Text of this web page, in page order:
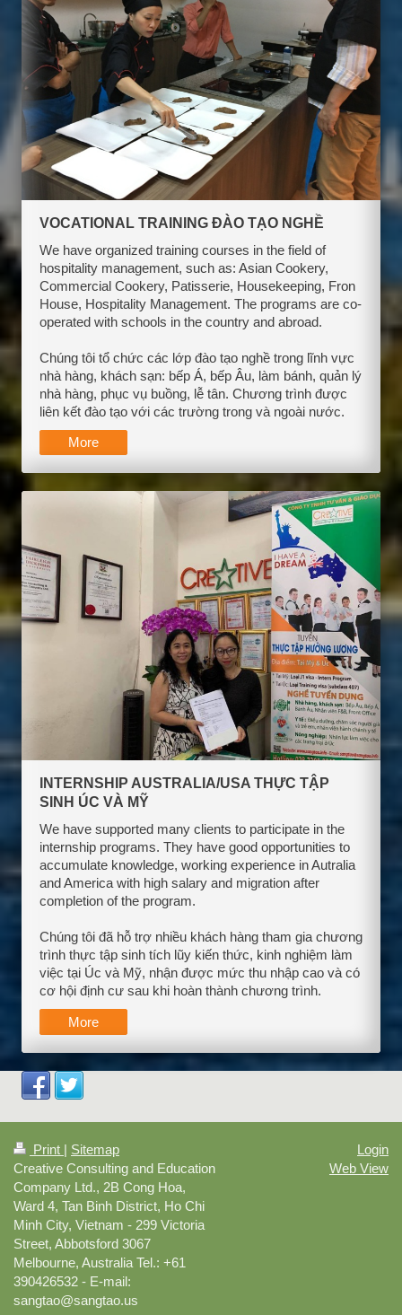
VOCATIONAL TRAINING ĐÀO TẠO NGHỀ
We have organized training courses in the field of
hospitality management, such as: Asian Cookery,
Commercial Cookery, Patisserie, Housekeeping, Fron
House, Hospitality Management. The programs are co-
operated with schools in the country and abroad.
Chúng tôi tổ chức các lớp đào tạo nghề trong lĩnh vực
nhà hàng, khách sạn: bếp Á, bếp Âu, làm bánh, quản lý
nhà hàng, phục vụ buồng, lễ tân. Chương trình được
liên kết đào tạo với các trường trong và ngoài nước.
More
INTERNSHIP AUSTRALIA/USA THỰC TẬP
SINH ÚC VÀ MỸ
We have supported many clients to participate in the
internship programs. They have good opportunities to
accumulate knowledge, working experience in Autralia
and America with high salary and migration after
completion of the program.
Chúng tôi đã hỗ trợ nhiều khách hàng tham gia chương
trình thực tập sinh tích lũy kiến thức, kinh nghiệm làm
việc tại Úc và Mỹ, nhận được mức thu nhập cao và có
cơ hội định cư sau khi hoàn thành chương trình.
More
Print | Sitemap
Creative Consulting and Education
Company Ltd., 2B Cong Hoa,
Ward 4, Tan Binh District, Ho Chi
Minh City, Vietnam - 299 Victoria
Street, Abbotsford 3067
Melbourne, Australia Tel.: +61
390426532 - E-mail:
sangtao@sangtao.us
Login
Web View